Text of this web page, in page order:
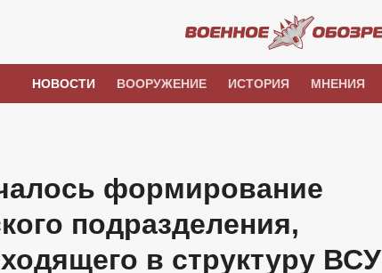
НОВОСТИ ВООРУЖЕНИЕ ИСТОРИЯ МНЕНИЯ
формирование
подразделения,
в структуру ВСУ